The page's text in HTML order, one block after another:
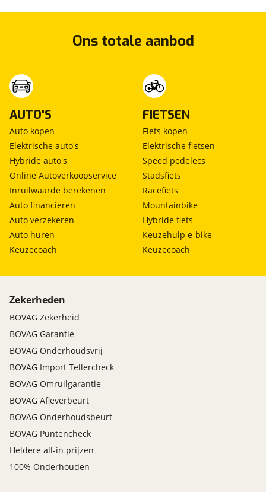
Ons totale aanbod
AUTO'S
Auto kopen
Elektrische auto's
Hybride auto's
Online Autoverkoopservice
Inruilwaarde berekenen
Auto financieren
Auto verzekeren
Auto huren
Keuzecoach
FIETSEN
Fiets kopen
Elektrische fietsen
Speed pedelecs
Stadsfiets
Racefiets
Mountainbike
Hybride fiets
Keuzehulp e-bike
Keuzecoach
Zekerheden
BOVAG Zekerheid
BOVAG Garantie
BOVAG Onderhoudsvrij
BOVAG Import Tellercheck
BOVAG Omruilgarantie
BOVAG Afleverbeurt
BOVAG Onderhoudsbeurt
BOVAG Puntencheck
Heldere all-in prijzen
100% Onderhouden